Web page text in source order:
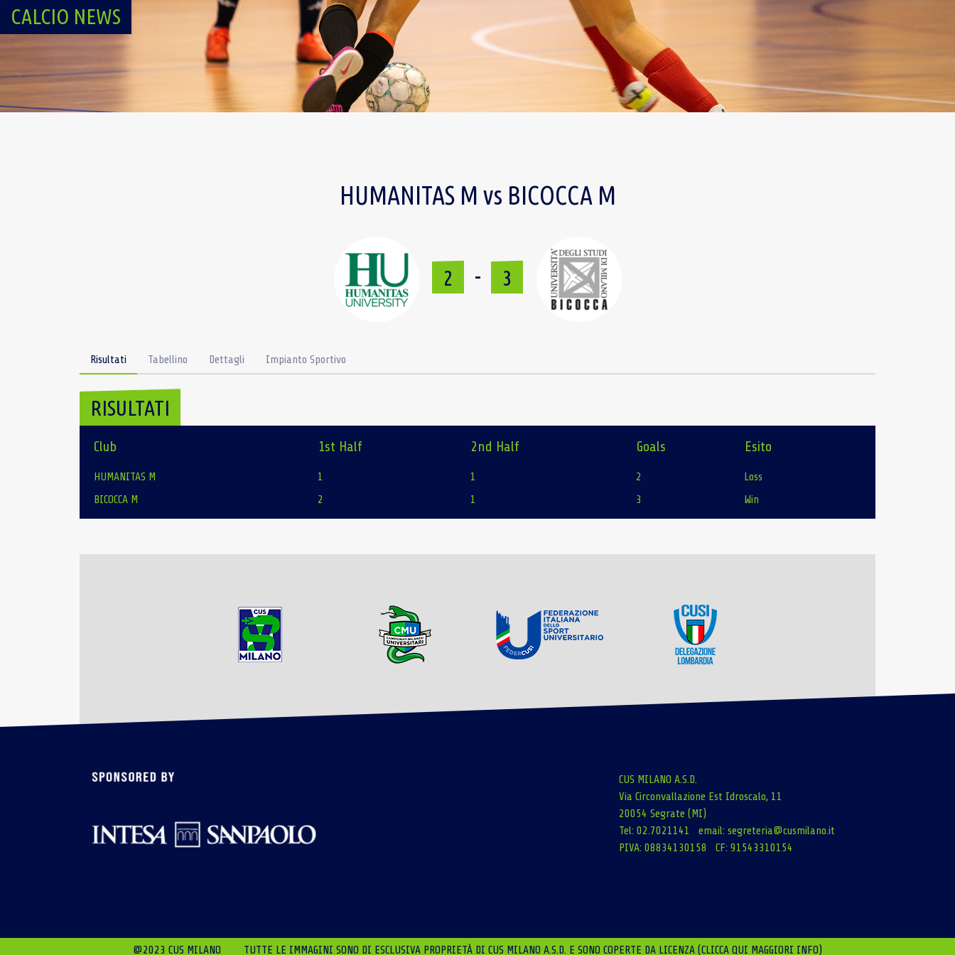
CALCIO NEWS
HUMANITAS M vs BICOCCA M
2 - 3
Risultati Tabellino Dettagli Impianto Sportivo
RISULTATI
Club 1st Half 2nd Half Goals Esito
HUMANITAS M 1 1 2
Loss
BICOCCA M
2 1 3 Win
CUS MILANO A.S.D.
Via Circonvallazione Est Idroscalo, 11
20054 Segrate (MI)
Tel: 02.7021141 email: segreteria@cusmilano.it
PIVA: 08834130158 CF: 91543310154
@2023 CUS MILANO TUTTE LE IMMAGINI SONO DI ESCLUSIVA PROPRIETÀ DI CUS MILANO A.S.D. E SONO COPERTE DA LICENZA (CLICCA QUI MAGGIORI INFO)